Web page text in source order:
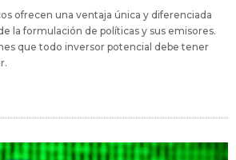
ofrecen una ventaja única y diferenciada
la formulación de políticas y sus emisores.
que todo inversor potencial debe tener